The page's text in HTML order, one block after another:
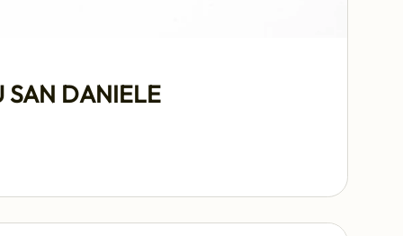
SAN DANIELE